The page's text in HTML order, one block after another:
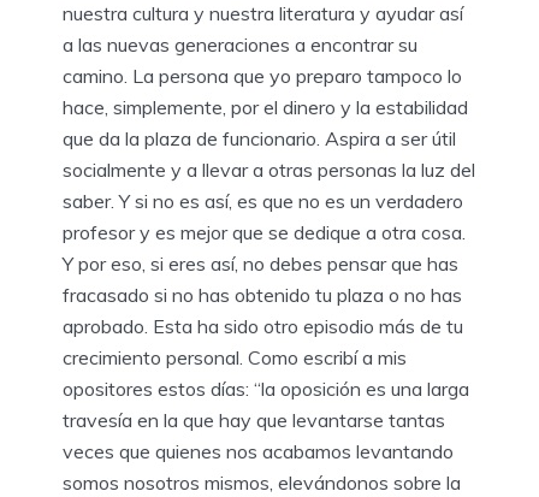
nuestra cultura y nuestra literatura y ayudar así
a las nuevas generaciones a encontrar su
camino. La persona que yo preparo tampoco lo
hace, simplemente, por el dinero y la estabilidad
que da la plaza de funcionario. Aspira a ser útil
socialmente y a llevar a otras personas la luz del
saber. Y si no es así, es que no es un verdadero
profesor y es mejor que se dedique a otra cosa.
Y por eso, si eres así, no debes pensar que has
fracasado si no has obtenido tu plaza o no has
aprobado. Esta ha sido otro episodio más de tu
crecimiento personal. Como escribí a mis
opositores estos días: “la oposición es una larga
travesía en la que hay que levantarse tantas
veces que quienes nos acabamos levantando
somos nosotros mismos, elevándonos sobre la